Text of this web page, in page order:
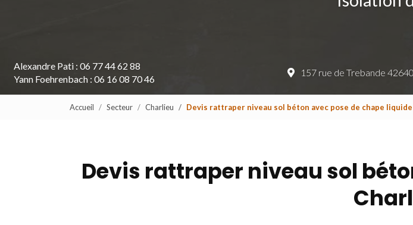
Alexandre Pati : 06 77 44 62 88
Yann Foehrenbach : 06 16 08 70 46
157 rue de Trebande
Accueil Secteur Charlieu Devis rattraper niveau sol béton avec pose de chape
Devis rattraper niveau sol